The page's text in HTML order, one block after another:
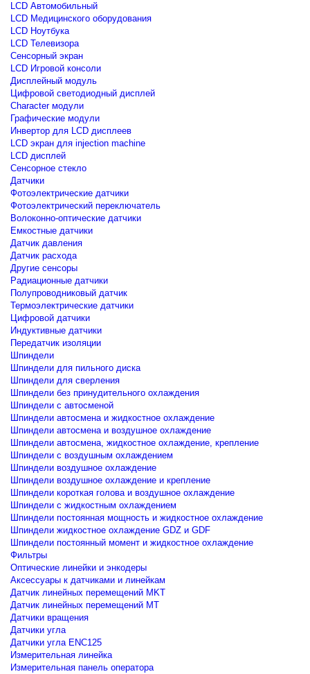
LCD Автомобильный
LCD Медицинского оборудования
LCD Ноутбука
LCD Телевизора
Сенсорный экран
LCD Игровой консоли
Дисплейный модуль
Цифровой светодиодный дисплей
Сharacter модули
Графические модули
Инвертор для LCD дисплеев
LCD экран для injection machine
LCD дисплей
Сенсорное стекло
Датчики
Фотоэлектрические датчики
Фотоэлектрический переключатель
Волоконно-оптические датчики
Емкостные датчики
Датчик давления
Датчик расхода
Другие сенсоры
Радиационные датчики
Полупроводниковый датчик
Термоэлектрические датчики
Цифровой датчики
Индуктивные датчики
Передатчик изоляции
Шпиндели
Шпиндели для пильного диска
Шпиндели для сверления
Шпиндели без принудительного охлаждения
Шпиндели с автосменой
Шпиндели автосмена и жидкостное охлаждение
Шпиндели автосмена и воздушное охлаждение
Шпиндели автосмена, жидкостное охлаждение, крепление
Шпиндели с воздушным охлаждением
Шпиндели воздушное охлаждение
Шпиндели воздушное охлаждение и крепление
Шпиндели короткая голова и воздушное охлаждение
Шпиндели с жидкостным охлаждением
Шпиндели постоянная мощность и жидкостное охлаждение
Шпиндели жидкостное охлаждение GDZ и GDF
Шпиндели постоянный момент и жидкостное охлаждение
Фильтры
Оптические линейки и энкодеры
Аксессуары к датчиками и линейкам
Датчик линейных перемещений MKT
Датчик линейных перемещений MT
Датчики вращения
Датчики угла
Датчики угла ENC125
Измерительная линейка
Измерительная панель оператора